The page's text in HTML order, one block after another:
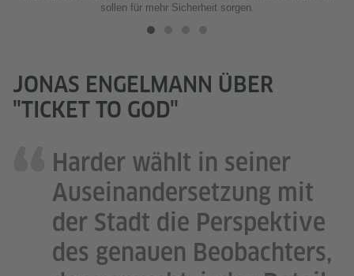
sollen für mehr Sicherheit sorgen.
JONAS ENGELMANN ÜBER
"TICKET TO GOD"
Harder wählt in seiner
Auseinandersetzung mit
der Stadt die Perspektive
des genauen Beobachters,